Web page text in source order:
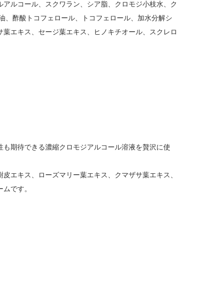
ルコール、スクワラン、シア脂、クロモジ小枝水、ク
、酢酸トコフェロール、トコフェロール、加水分解シ
エキス、セージ葉エキス、ヒノキチオール、スクレロ
期待できる濃縮クロモジアルコール溶液を贅沢に使
エキス、ローズマリー葉エキス、クマザサ葉エキス、
です。